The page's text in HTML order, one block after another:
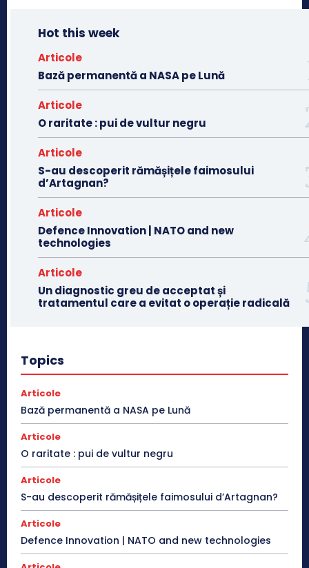
Hot this week
Articole
Bază permanentă a NASA pe Lună
Articole
O raritate : pui de vultur negru
Articole
S-au descoperit rămășițele faimosului
d’Artagnan?
Articole
Defence Innovation | NATO and new
technologies
Articole
Un diagnostic greu de acceptat și
tratamentul care a evitat o operație radicală
Topics
Articole
Bază permanentă a NASA pe Lună
Articole
O raritate : pui de vultur negru
Articole
S-au descoperit rămășițele faimosului d’Artagnan?
Articole
Defence Innovation | NATO and new technologies